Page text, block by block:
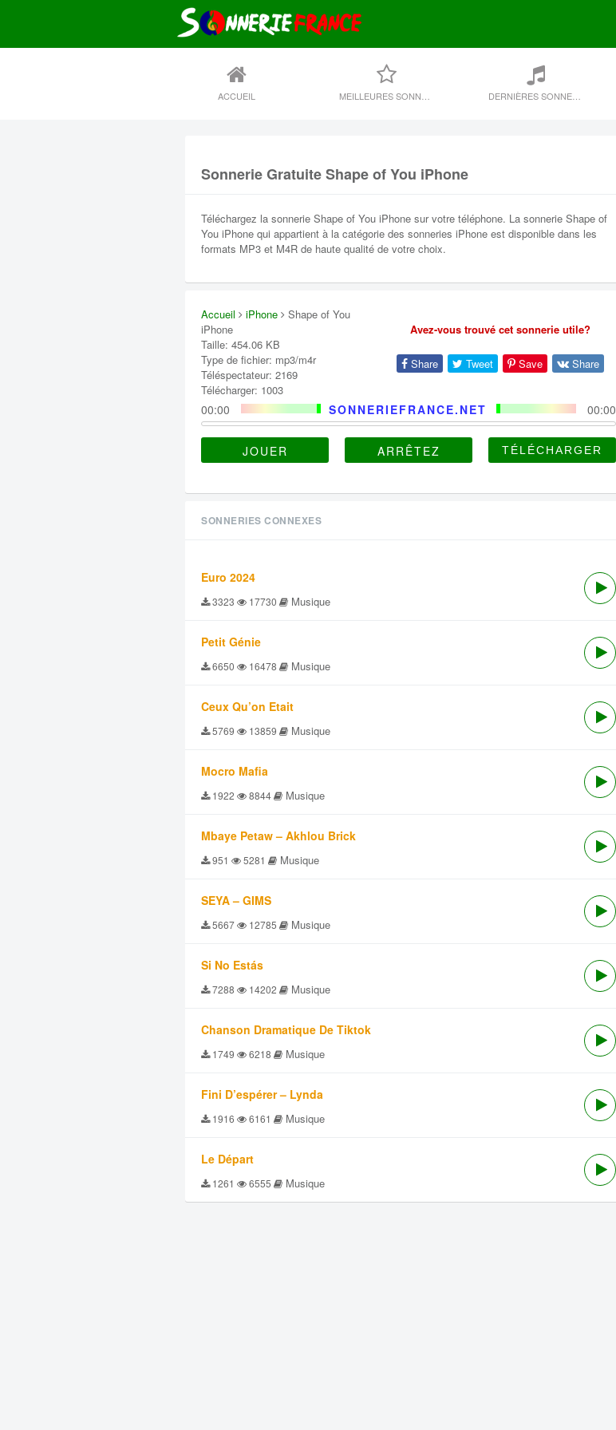
ACCUEIL
Sonnerie Gratuite Shape of You iPhone
Téléchargez la sonnerie Shape of You iPhone sur votre téléphone. La sonnerie Shape of
You iPhone qui appartient à la catégorie des sonneries iPhone est disponible dans les
formats MP3 et M4R de haute qualité de votre choix.
Accueil iPhone
Shape of You
iPhone
Taille: 454.06 KB
Type de fichier: mp3/m4r
Téléspectateur: 2169
Télécharger: 1003
Avez-vous trouvé cet sonnerie utile?
Share Tweet Save Share
SONNERIEFRANCE.NET
00:00 00:00
JOUER ARRÊTEZ
SONNERIES CONNEXES
Euro 2024
3323 17730 Musique
Petit Génie
6650 16478 Musique
Ceux Qu’on Etait
5769 13859 Musique
Mocro Mafia
1922 8844 Musique
Mbaye Petaw – Akhlou Brick
951 5281 Musique
SEYA – GIMS
5667 12785 Musique
Si No Estás
7288 14202 Musique
Chanson Dramatique De Tiktok
1749 6218 Musique
Fini D’espérer – Lynda
1916 6161 Musique
Le Départ
1261 6555 Musique